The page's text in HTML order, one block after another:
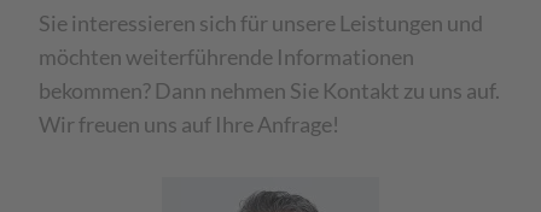
Sie interessieren sich für unsere Leistungen und
möchten weiterführende Informationen
bekommen? Dann nehmen Sie Kontakt zu uns auf.
Wir freuen uns auf Ihre Anfrage!